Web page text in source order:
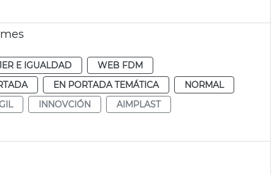
E IGUALDAD
WEB FDM
EN PORTADA TEMÁTICA
NORMAL
INNOVCIÓN
AIMPLAST